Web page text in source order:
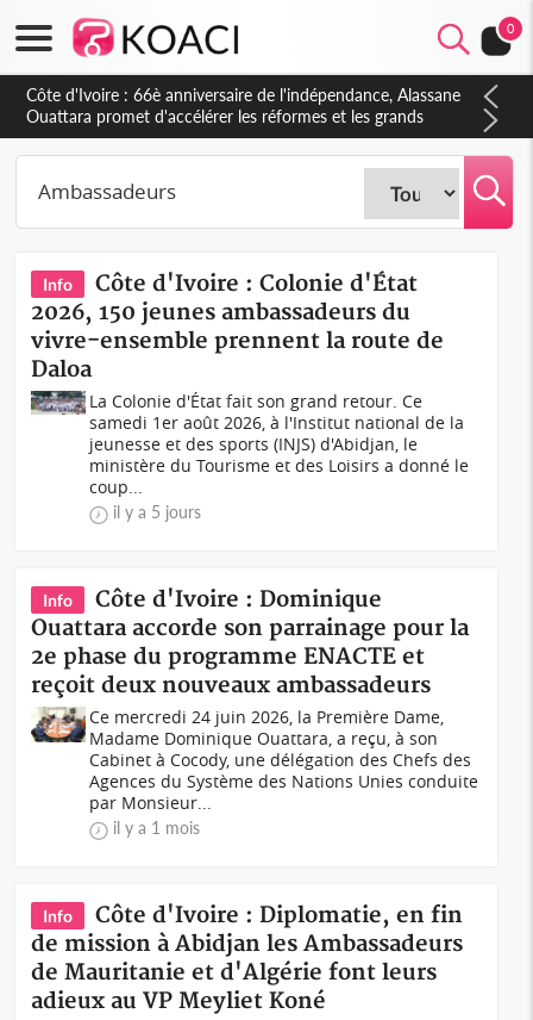
0
Côte d'Ivoire : À Abidjan, Amadou Oury Bah admire le modèle
ivoirien et veut s'en inspirer pour accélérer le développement
de la Guinée
Info
Côte d'Ivoire : Colonie d'État
2026, 150 jeunes ambassadeurs du
vivre-ensemble prennent la route de
Daloa
La Colonie d'État fait son grand retour. Ce
samedi 1er août 2026, à l'Institut national de la
jeunesse et des sports (INJS) d'Abidjan, le
ministère du Tourisme et des Loisirs a donné le
coup...
il y a 5 jours
Info
Côte d'Ivoire : Dominique
Ouattara accorde son parrainage pour la
2e phase du programme ENACTE et
reçoit deux nouveaux ambassadeurs
Ce mercredi 24 juin 2026, la Première Dame,
Madame Dominique Ouattara, a reçu, à son
Cabinet à Cocody, une délégation des Chefs des
Agences du Système des Nations Unies conduite
par Monsieur...
il y a 1 mois
Info
Côte d'Ivoire : Diplomatie, en fin
de mission à Abidjan les Ambassadeurs
de Mauritanie et d'Algérie font leurs
adieux au VP Meyliet Koné